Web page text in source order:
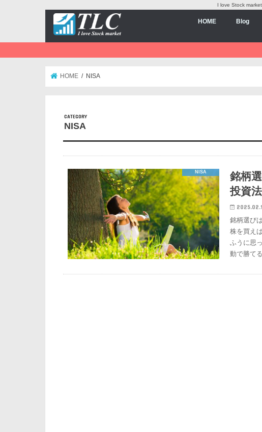
I love Stock
HOME Blog
HOME NISA
NISA
NISA
銘柄
投資
銘柄選び
株を買え
ふうに思
動で勝て